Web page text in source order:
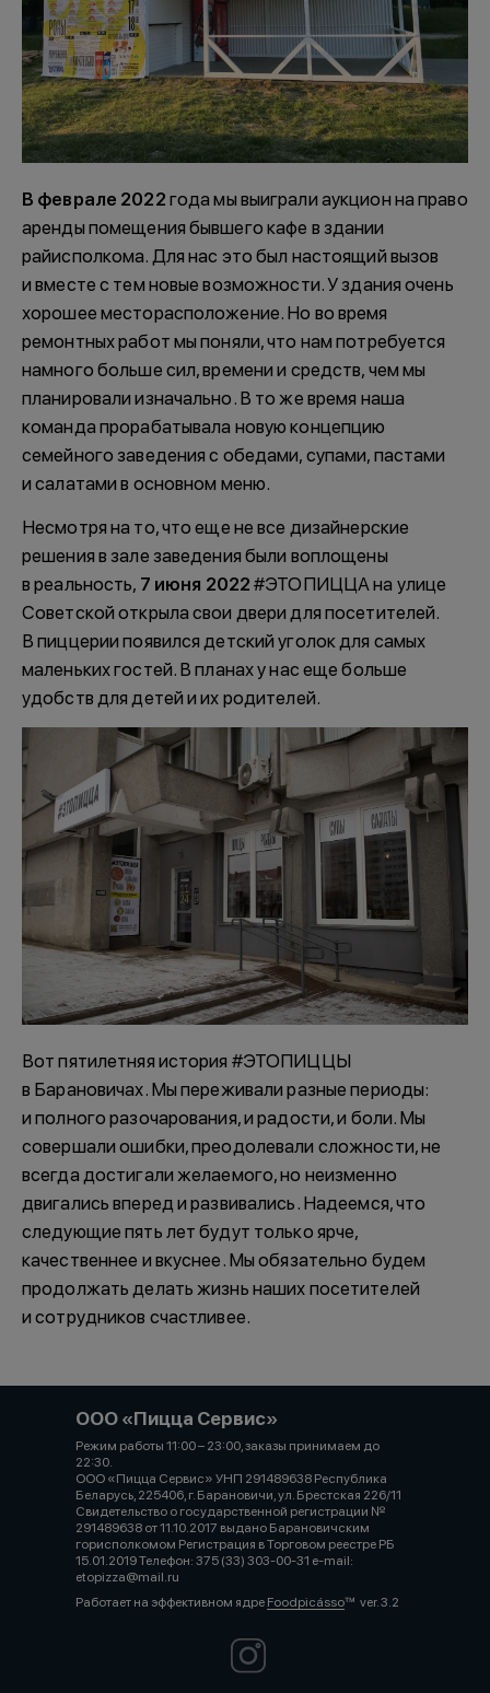
В феврале 2022 года мы выиграли аукцион на право
аренды помещения бывшего кафе в здании
райисполкома. Для нас это был настоящий вызов
и вместе с тем новые возможности. У здания очень
хорошее месторасположение. Но во время
ремонтных работ мы поняли, что нам потребуется
намного больше сил, времени и средств, чем мы
планировали изначально. В то же время наша
команда прорабатывала новую концепцию
семейного заведения с обедами, супами, пастами
и салатами в основном меню.
Несмотря на то, что еще не все дизайнерские
решения в зале заведения были воплощены
в реальность, 7 июня 2022#ЭТОПИЦЦА на улице
Советской открыла свои двери для посетителей.
В пиццерии появился детский уголок для самых
маленьких гостей. В планах у нас еще больше
удобств для детей и их родителей.
Вот пятилетняя история #ЭТОПИЦЦЫ
в Барановичах. Мы переживали разные периоды:
и полного разочарования, и радости, и боли. Мы
совершали ошибки, преодолевали сложности, не
всегда достигали желаемого, но неизменно
двигались вперед и развивались. Надеемся, что
следующие пять лет будут только ярче,
качественнее и вкуснее. Мы обязательно будем
продолжать делать жизнь наших посетителей
и сотрудников счастливее.
ООО «Пицца Сервис»
Режим работы 11:00 – 23:00, заказы принимаем до
22:30.⠀⠀⠀⠀⠀⠀⠀⠀⠀⠀⠀⠀⠀⠀⠀⠀⠀⠀⠀⠀⠀⠀⠀⠀⠀⠀⠀⠀⠀⠀⠀⠀⠀⠀⠀⠀⠀⠀
ООО «Пицца Сервис» УНП 291489638 Республика
Беларусь, 225406, г. Барановичи, ул. Брестская 226/11
Свидетельство о государственной регистрации №
291489638 от 11.10.2017 выдано Барановичским
горисполкомом Регистрация в Торговом реестре РБ
15.01.2019 Телефон: 375 (33) 303-00-31 e-mail:
etopizza@mail.ru
Работает на эффективном ядре Foodpicássover. 3.2